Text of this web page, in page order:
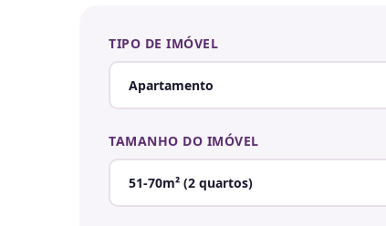
TIPO DE IMÓVEL
TAMANHO DO IMÓVEL